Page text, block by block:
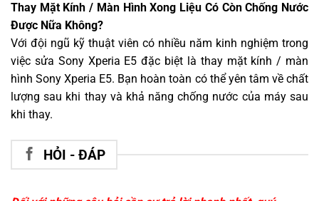
Thay Mặt Kính / Màn Hình Xong Liệu Có Còn Chống Nước
Được Nữa Không?
Với đội ngũ kỹ thuật viên có nhiều năm kinh nghiệm trong
việc sửa Sony Xperia E5 đặc biệt là thay mặt kính / màn
hình Sony Xperia E5. Bạn hoàn toàn có thể yên tâm về chất
lượng sau khi thay và khả năng chống nước của máy sau
khi thay.
HỎI - ĐÁP